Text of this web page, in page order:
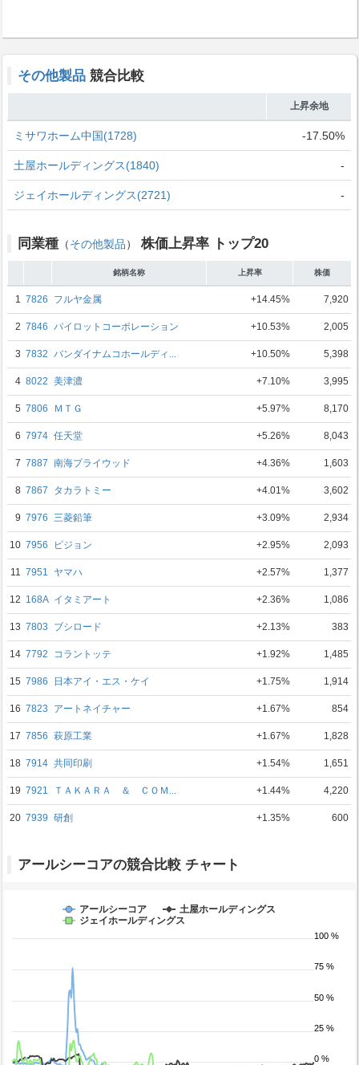
その他製品 競合比較
上昇余地
ミサワホーム中国(1728) -17.50%
土屋ホールディングス(1840) -
ジェイホールディングス(2721) -
同業種 （その他製品） 株価上昇率 トップ20
銘柄名称 上昇率 株価
1 7826 フルヤ金属 +14.45% 7,920
2 7846 パイロットコーポレーション +10.53% 2,005
3 7832 バンダイナムコホールディ... +10.50% 5,398
4 8022 美津濃 +7.10% 3,995
5 7806 ＭＴＧ +5.97% 8,170
6 7974 任天堂 +5.26% 8,043
7 7887 南海プライウッド +4.36% 1,603
8 7867 タカラトミー +4.01% 3,602
9 7976 三菱鉛筆 +3.09% 2,934
10 7956 ピジョン +2.95% 2,093
11 7951 ヤマハ +2.57% 1,377
12 168A イタミアート +2.36% 1,086
13 7803 ブシロード +2.13% 383
14 7792 コラントッテ +1.92% 1,485
15 7986 日本アイ・エス・ケイ +1.75% 1,914
16 7823 アートネイチャー +1.67% 854
17 7856 萩原工業 +1.67% 1,828
18 7914 共同印刷 +1.54% 1,651
19 7921 ＴＡＫＡＲＡ ＆ ＣＯＭ... +1.44% 4,220
20 7939 研創 +1.35% 600
アールシーコアの競合比較 チャート
アールシーコア
土屋ホールディングス
ジェイホールディングス
0 %
25 %
50 %
75 %
100 %